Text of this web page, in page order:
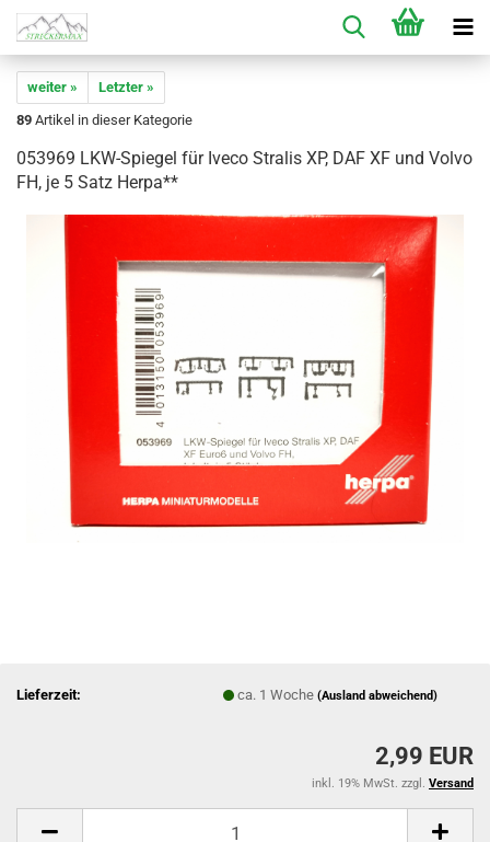
weiter »
Letzter »
89 Artikel in dieser Kategorie
053969 LKW-Spiegel für Iveco Stralis XP, DAF XF und Volvo
FH, je 5 Satz Herpa**
Lieferzeit: ca. 1 Woche(Ausland abweichend)
2,99 EUR
inkl. 19% MwSt. zzgl. Versand